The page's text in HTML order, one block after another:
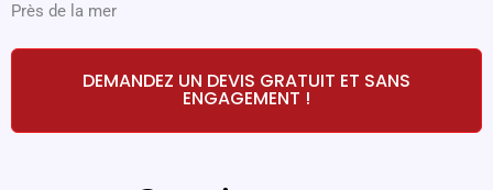
Près de la mer
DEMANDEZ UN DEVIS GRATUIT ET SANS
ENGAGEMENT !